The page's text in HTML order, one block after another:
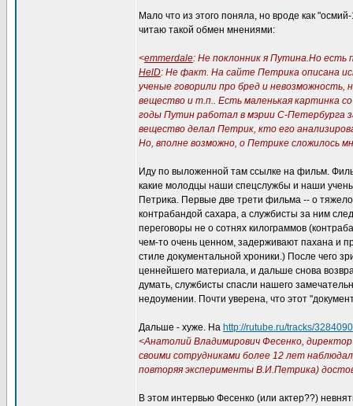
Мало что из этого поняла, но вроде как
читаю такой обмен мнениями:
<emmerdale: Не поклонник я Путина.Но есть
HelD: Не факт. На сайте Петрика описана
ученые говорили про бред и
вещество и т.п.. Есть маленькая картинка
годы Путин работал в мэрии С-Петербурга
вещество делал Петрик, кто его
Но, вполне возможно, о Петрике сложилось
Иду по выложенной там ссылке на фильм.
какие молодцы наши спецслужбы и наши
Петрика. Первые две трети фильма -- о
контрабандой сахара, а службисты за ним
переговоры не о сотнях килограммов
чем-то очень ценном, задерживают пахана и
стиле документальной хроники.) После чего
ценнейшего материала, и дальше снова
думать, службисты спасли нашего
недоумении. Почти уверена, что этот
Дальше - хуже. На http://rutube.ru/tracks/
<Анатолий Владимирович Фесенко,
своими сотрудниками более 12 лет
повторяя эксперименты В.И.Петрика)
В этом интервью Фесенко (или актер??)